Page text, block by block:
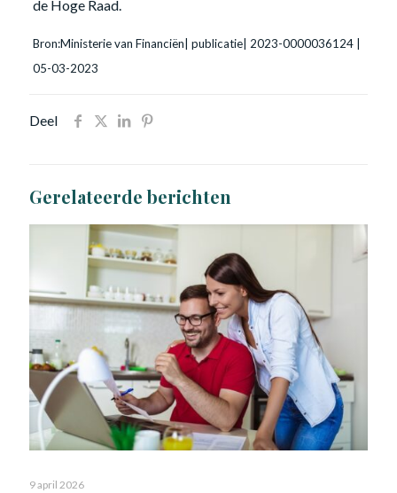
de Hoge Raad.
Bron:Ministerie van Financiën| publicatie| 2023-0000036124 |
05-03-2023
Deel
Gerelateerde berichten
9 april 2026